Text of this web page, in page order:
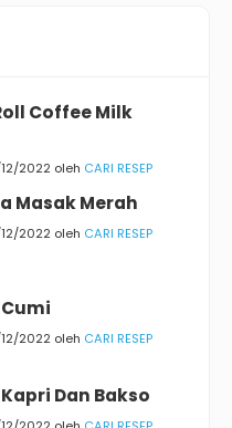
Coffee Milk
2022 oleh CARI RESEP
Masak Merah
2022 oleh CARI RESEP
2022 oleh CARI RESEP
Dan Bakso